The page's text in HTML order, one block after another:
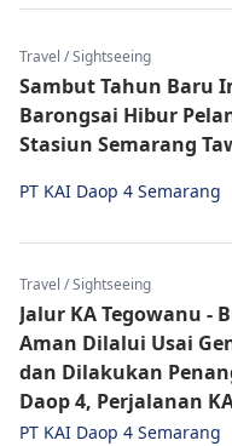
Travel / Sightseeing
Sambut Tahun Baru
Barongsai Hibur
Stasiun Semarang
PT KAI Daop 4 Semarang
Travel / Sightseeing
Jalur KA Tegowanu -
Aman Dilalui Usai
dan Dilakukan
Daop 4, Perjalanan
Kembali
PT KAI Daop 4 Semarang